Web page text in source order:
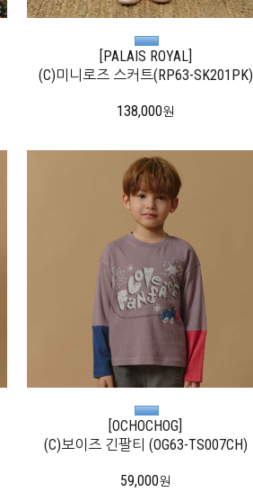
[PALAIS ROYAL]
(C)미니로즈 스커트(RP63-SK201PK)
138,000원
[OCHOCHOG]
(C)보이즈 긴팔티 (OG63-TS007CH)
59,000원